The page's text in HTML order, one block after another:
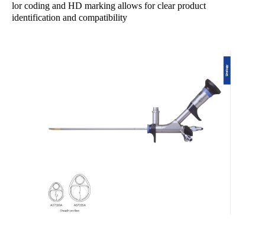
lor coding and HD marking allows for clear product
identification and compatibility